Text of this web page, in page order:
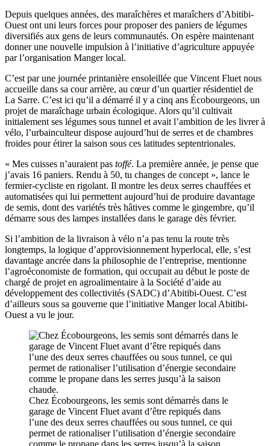
Depuis quelques années, des maraîchères et maraîchers d’Abitibi-
Ouest ont uni leurs forces pour proposer des paniers de légumes
diversifiés aux gens de leurs communautés. On espère maintenant
donner une nouvelle impulsion à l’initiative d’agriculture appuyée
par l’organisation Manger local.
C’est par une journée printanière ensoleillée que Vincent Fluet nous
accueille dans sa cour arrière, au cœur d’un quartier résidentiel de
La Sarre. C’est ici qu’il a démarré il y a cinq ans Écobourgeons, un
projet de maraîchage urbain écologique. Alors qu’il cultivait
initialement ses légumes sous tunnel et avait l’ambition de les livrer à
vélo, l’urbainculteur dispose aujourd’hui de serres et de chambres
froides pour étirer la saison sous ces latitudes septentrionales.
« Mes cuisses n’auraient pas toffé. La première année, je pense que
j’avais 16 paniers. Rendu à 50, tu changes de concept », lance le
fermier-cycliste en rigolant. Il montre les deux serres chauffées et
automatisées qui lui permettent aujourd’hui de produire davantage
de semis, dont des variétés très hâtives comme le gingembre, qu’il
démarre sous des lampes installées dans le garage dès février.
Si l’ambition de la livraison à vélo n’a pas tenu la route très
longtemps, la logique d’approvisionnement hyperlocal, elle, s’est
davantage ancrée dans la philosophie de l’entreprise, mentionne
l’agroéconomiste de formation, qui occupait au début le poste de
chargé de projet en agroalimentaire à la Société d’aide au
développement des collectivités (SADC) d’Abitibi-Ouest. C’est
d’ailleurs sous sa gouverne que l’initiative Manger local Abitibi-
Ouest a vu le jour.
Chez Écobourgeons, les semis sont démarrés dans le
garage de Vincent Fluet avant d’être repiqués dans
l’une des deux serres chauffées ou sous tunnel, ce qui
permet de rationaliser l’utilisation d’énergie secondaire